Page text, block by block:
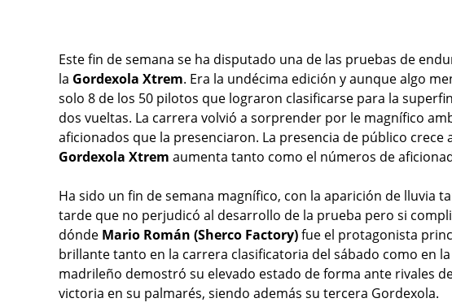
Este fin de semana se ha disputado una de las pruebas de
la Gordexola Xtrem. Era la undécima edición y aunque algo
solo 8 de los 50 pilotos que lograron clasificarse para la
dos vueltas. La carrera volvió a sorprender por le magnífico
aficionados que la presenciaron. La presencia de público crece
Gordexola Xtrem aumenta tanto como el números de
Ha sido un fin de semana magnífico, con la aparición de lluvia
tarde que no perjudicó al desarrollo de la prueba pero si
dónde Mario Román (Sherco Factory)fue el protagonista
brillante tanto en la carrera clasificatoria del sábado como en
madrileño demostró su elevado estado de forma ante rivales
victoria en su palmarés, siendo además su tercera Gordexola.